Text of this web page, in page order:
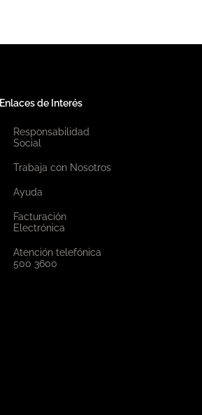
Enlaces de Interés
Responsabilidad
Social
Trabaja con Nosotros
Ayuda
Facturación
Electrónica
Atención telefónica
500 3600